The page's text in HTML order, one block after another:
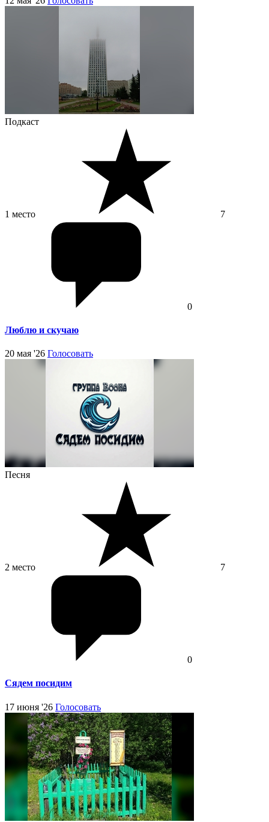
Подкаст
1 место 7
0
Люблю и скучаю
20 мая '26 Голосовать
Песня
2 место 7
0
Сядем посидим
17 июня '26 Голосовать